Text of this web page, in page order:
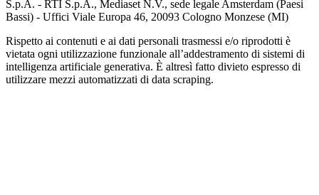
S.p.A. - RTI S.p.A., Mediaset N.V., sede legale Amsterdam (Paesi
Bassi) - Uffici Viale Europa 46, 20093 Cologno Monzese (MI)
Rispetto ai contenuti e ai dati personali trasmessi e/o riprodotti è
vietata ogni utilizzazione funzionale all’addestramento di sistemi di
intelligenza artificiale generativa. È altresì fatto divieto espresso di
utilizzare mezzi automatizzati di data scraping.